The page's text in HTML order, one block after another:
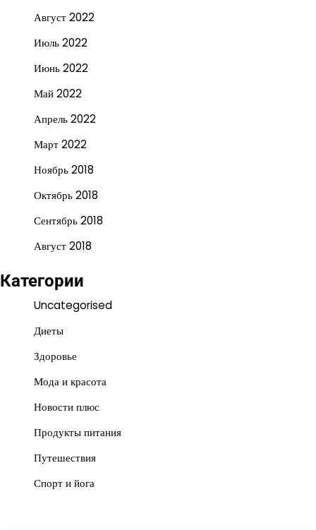
Август 2022
Июль 2022
Июнь 2022
Май 2022
Апрель 2022
Март 2022
Ноябрь 2018
Октябрь 2018
Сентябрь 2018
Август 2018
Категории
Uncategorised
Диеты
Здоровье
Мода и красота
Новости плюс
Продукты питания
Путешествия
Спорт и йога